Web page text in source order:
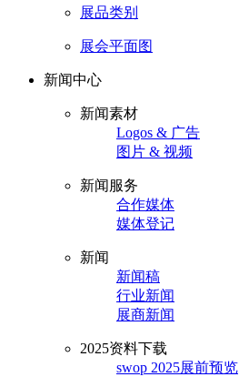
展品类别
展会平面图
新闻中心
新闻素材
Logos & 广告
图片 & 视频
新闻服务
合作媒体
媒体登记
新闻
新闻稿
行业新闻
展商新闻
2025资料下载
swop 2025展前预览